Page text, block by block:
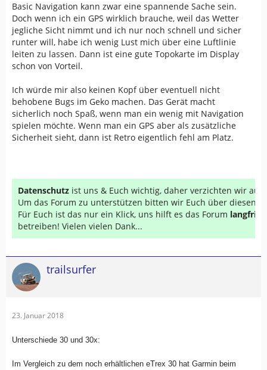
Basic Navigation kann zwar eine spannende Sache sein.
Doch wenn ich ein GPS wirklich brauche, weil das Wetter
jegliche Sicht nimmt und ich nur noch schnell und sicher
runter will, habe ich wenig Lust mich über eine Luftlinie
leiten zu lassen. Dann ist eine gute Topokarte im Display
schon von Vorteil.
Ich würde mir also keinen Kopf über eventuell nicht
behobene Bugs im Geko machen. Das Gerät macht
sicherlich noch Spaß, wenn man ein wenig mit Navigation
spielen möchte. Wenn man ein GPS aber als zusätzliche
Sicherheit sieht, dann ist Retro eigentlich fehl am Platz.
Datenschutz ist uns & Euch wichtig, daher verzichten wir auf
Um das Forum zu unterstützen bitten wir Euch über diesen
Für Euch ist das nur ein Klick, uns hilft es das Forum
betreiben! Vielen vielen Dank...
trailsurfer
23. Januar 2018
Unterschiede 30 und 30x:
Im Vergleich zu dem noch erhältlichen eTrex 30 hat Garmin beim